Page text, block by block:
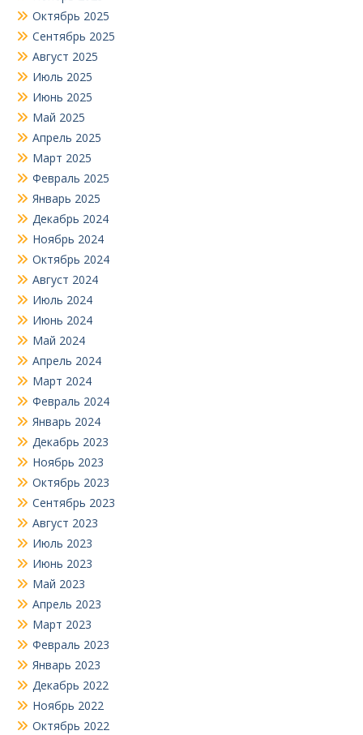
Октябрь 2025
Сентябрь 2025
Август 2025
Июль 2025
Июнь 2025
Май 2025
Апрель 2025
Март 2025
Февраль 2025
Январь 2025
Декабрь 2024
Ноябрь 2024
Октябрь 2024
Август 2024
Июль 2024
Июнь 2024
Май 2024
Апрель 2024
Март 2024
Февраль 2024
Январь 2024
Декабрь 2023
Ноябрь 2023
Октябрь 2023
Сентябрь 2023
Август 2023
Июль 2023
Июнь 2023
Май 2023
Апрель 2023
Март 2023
Февраль 2023
Январь 2023
Декабрь 2022
Ноябрь 2022
Октябрь 2022